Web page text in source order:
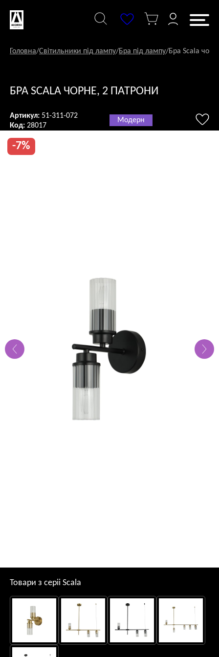
змісту
Головна/Світильники під лампу/Бра під лампу/Бра Scala
БРА SCALA ЧОРНЕ, 2 ПАТРОНИ
Артикул: 51-311-072
Код: 28017
Модерн
-7%
Товари з серii Scala